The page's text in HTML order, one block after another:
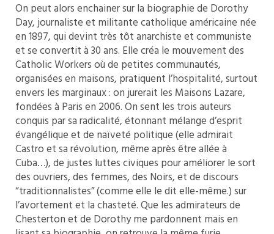
On peut alors enchainer sur la biographie de Dorothy
Day, journaliste et militante catholique américaine née
en 1897, qui devint très tôt anarchiste et communiste
et se convertit à 30 ans. Elle créa le mouvement des
Catholic Workers où de petites communautés,
organisées en maisons, pratiquent l’hospitalité, surtout
envers les marginaux : on jurerait les Maisons Lazare,
fondées à Paris en 2006. On sent les trois auteurs
conquis par sa radicalité, étonnant mélange d’esprit
évangélique et de naïveté politique (elle admirait
Castro et sa révolution, même après être allée à
Cuba…), de justes luttes civiques pour améliorer le sort
des ouvriers, des femmes, des Noirs, et de discours
“traditionnalistes” (comme elle le dit elle-même.) sur
l’avortement et la chasteté. Que les admirateurs de
Chesterton et de Dorothy me pardonnent mais en